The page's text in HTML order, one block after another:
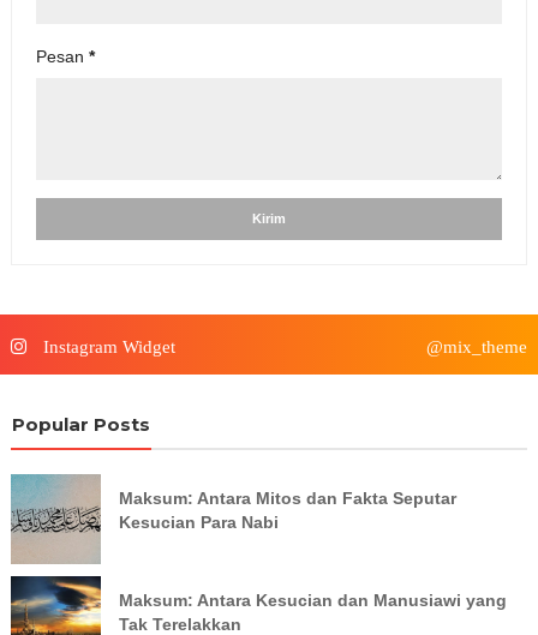
Pesan *
Instagram Widget @mix_theme
Popular Posts
Maksum: Antara Mitos dan Fakta Seputar
Kesucian Para Nabi
Maksum: Antara Kesucian dan Manusiawi yang
Tak Terelakkan